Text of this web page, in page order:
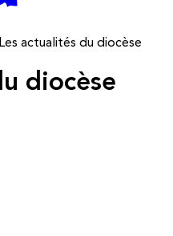
Les actualités du diocèse
diocèse